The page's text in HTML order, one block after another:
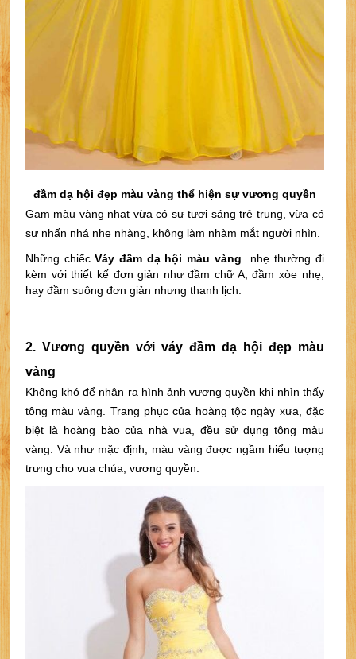
đầm dạ hội đẹp màu vàng thể hiện sự vương quyền
Gam màu vàng nhạt vừa có sự tươi sáng trẻ trung, vừa có
sự nhấn nhá nhẹ nhàng, không làm nhàm mắt người nhìn.
Những chiếc Váy đầm dạ hội màu vàng
nhẹ thường đi
kèm với thiết kế đơn giản như đầm chữ A, đầm xòe nhẹ,
hay đầm suông đơn giản nhưng thanh lịch.
2. Vương quyền với váy đầm dạ hội đẹp màu
vàng
Không khó để nhận ra hình ảnh vương quyền khi nhìn thấy
tông màu vàng. Trang phục của hoàng tộc ngày xưa, đặc
biệt là hoàng bào của nhà vua, đều sử dụng tông màu
vàng. Và như mặc định, màu vàng được ngầm hiểu tượng
trưng cho vua chúa, vương quyền.